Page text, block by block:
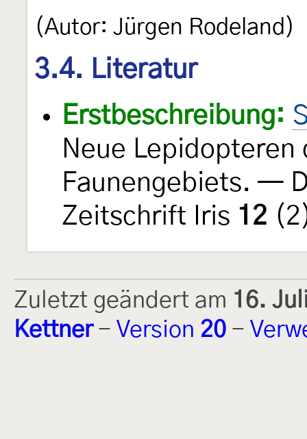
(Autor: Jürgen Rodeland)
3.4. Literatur
Erstbeschreibung:
Neue
Faunengebiets. —
Zeitschrift Iris 12
Zuletzt geändert am 16.
Kettner- Version 20 -